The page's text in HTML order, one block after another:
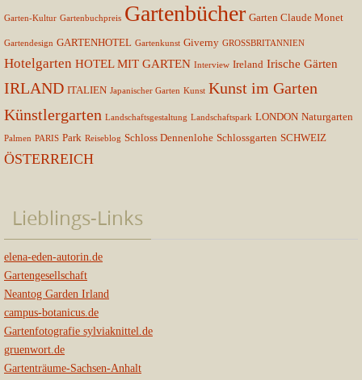
Garten-Kultur Gartenbuchpreis Gartenbücher Garten Claude Monet
Gartendesign GARTENHOTEL Gartenkunst Giverny GROSSBRITANNIEN
Hotelgarten HOTEL MIT GARTEN Interview Ireland Irische Gärten
IRLAND ITALIEN Japanischer Garten Kunst Kunst im Garten
Künstlergarten Landschaftsgestaltung Landschaftspark LONDON Naturgarten
Palmen PARIS Park Reiseblog Schloss Dennenlohe Schlossgarten SCHWEIZ
ÖSTERREICH
Lieblings-Links
elena-eden-autorin.de
Gartengesellschaft
Neantog Garden Irland
campus-botanicus.de
Gartenfotografie sylviaknittel.de
gruenwort.de
Gartenträume-Sachsen-Anhalt